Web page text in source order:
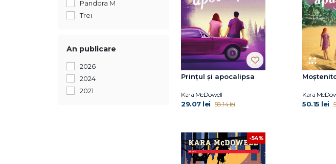
Pandora M
Trei
An publicare
2026
2024
2021
Prințul și apocalipsa
Kara McDowell
29.07 lei 58.14 lei
Kara
50.15 lei
-54%